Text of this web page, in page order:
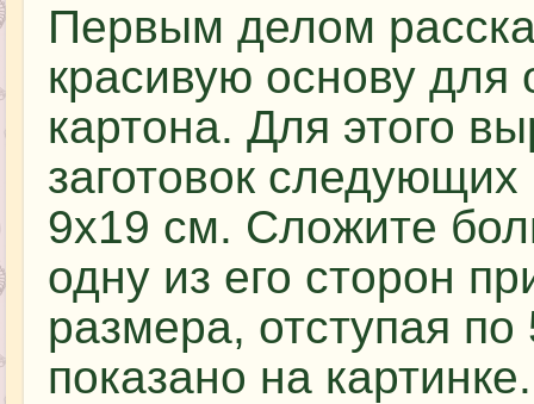
Первым делом
красивую основу для
картона. Для этого
заготовок
9х19 см. Сложите
одну из его сторон
размера, отступая
показано на картинке.